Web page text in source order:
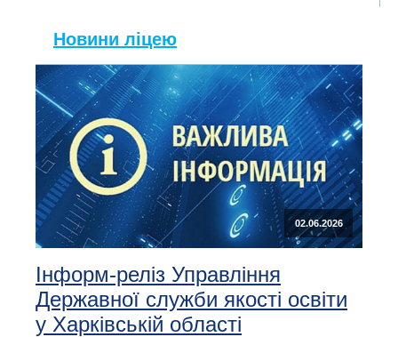
Новини ліцею
02.06.2026
Інформ-реліз Управління
Державної служби якості освіти
у Харківській області